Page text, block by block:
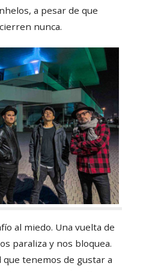
a pesar de que
nunca.
al miedo. Una vuelta de
paraliza y nos bloquea.
que tenemos de gustar a